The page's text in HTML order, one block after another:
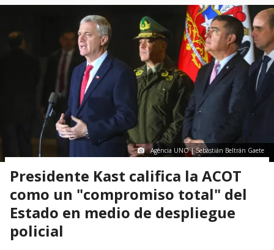
Agencia UNO | Sebastián Beltrán Gaete
Presidente Kast califica la ACOT
como un "compromiso total" del
Estado en medio de despliegue
policial